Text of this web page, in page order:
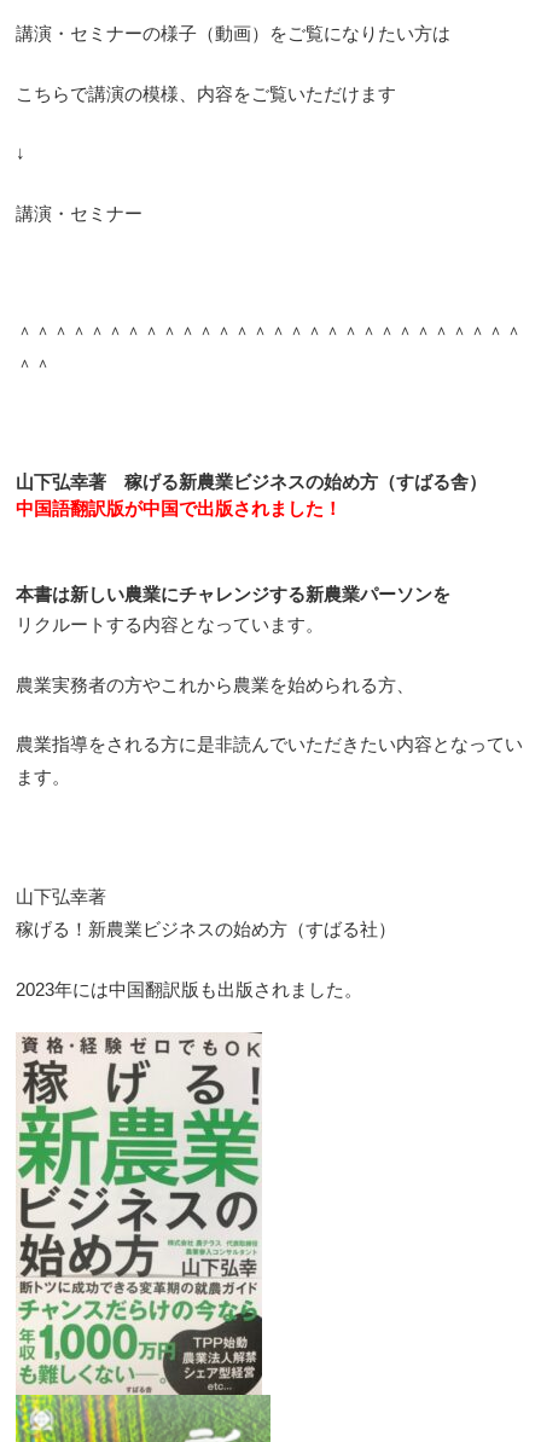
講演・セミナーの様子（動画）をご覧になりたい方は
こちらで講演の模様、内容をご覧いただけます
↓
講演・セミナー
＾＾＾＾＾＾＾＾＾＾＾＾＾＾＾＾＾＾＾＾＾＾＾＾＾＾＾＾
＾＾
山下弘幸著 稼げる新農業ビジネスの始め方（すばる舎）
中国語翻訳版が中国で出版されました！
本書は新しい農業にチャレンジする新農業パーソンを
リクルートする内容となっています。
農業実務者の方やこれから農業を始められる方、
農業指導をされる方に是非読んでいただきたい内容となってい
ます。
山下弘幸著
稼げる！新農業ビジネスの始め方（すばる社）
2023年には中国翻訳版も出版されました。